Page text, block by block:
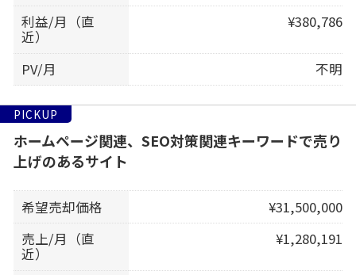
利益/月（直
近）
¥380,786
PV/月 不明
PICKUP
ホームページ関連、SEO対策関連キーワードで売り
上げのあるサイト
希望売却価格
¥31,500,000
売上/月（直
近）
¥1,280,191